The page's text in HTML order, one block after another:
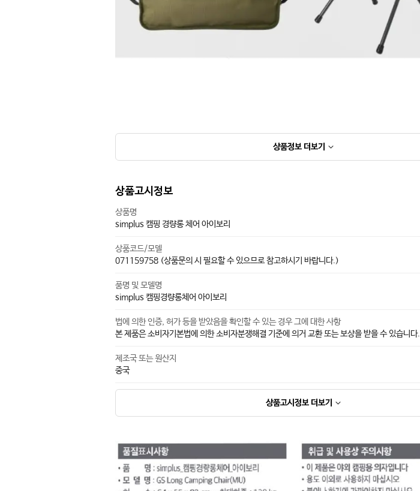
상품정보 더보기
상품고시정보
상품명
simplus 캠핑 경량롱 체어 아이보리
상품코드/모델
071159758 (상품문의 시 필요할 수 있으므로 참고하시기 바랍니다.)
품명 및 모델명
simplus 캠핑경량롱체어 아이보리
법에 의한 인증, 허가 등을 받았음을 확인할 수 있는 경우 그에 대한 사항
본 제품은 소비자기본법에 의한 소비자분쟁해결 기준에 의거 교환 또는 보상을 받을 수 있습니다.
제조국 또는 원산지
중국
상품고시정보 더보기